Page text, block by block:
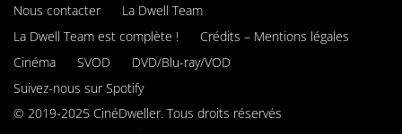
Nous contacter
La Dwell Team
La Dwell Team est complète !
Crédits – Mentions légales
Cinéma
SVOD
DVD/Blu-ray/VOD
Suivez-nous sur Spotify
© 2019-2025 CinéDweller. Tous droits réservés